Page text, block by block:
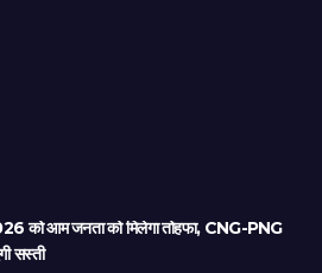
को आम जनता को मिलेगा तोहफा, CNG-PNG
सस्ती